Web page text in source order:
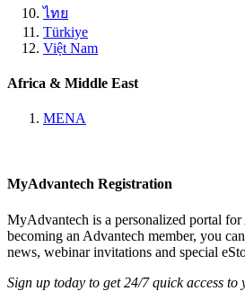
ไทย
Türkiye
Việt Nam
Africa & Middle East
MENA
MyAdvantech Registration
MyAdvantech is a personalized portal
becoming an Advantech member, you
news, webinar invitations and special
Sign up today to get 24/7 quick access